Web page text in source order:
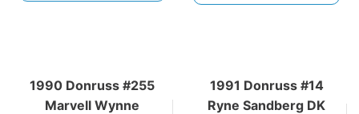
1990 Donruss #255
Marvell Wynne
1991 Donruss #14
Ryne Sandberg DK